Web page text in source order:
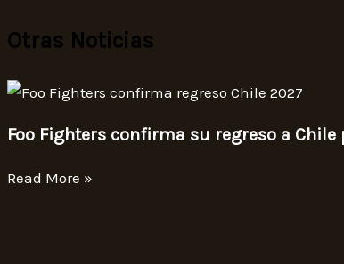
Otras Noticias
Foo Fighters confirma su regreso a
Read More »